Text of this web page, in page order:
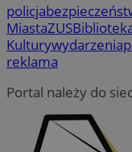
policja
MiastaZUS
Kulturywydarzenia
reklama
Portal należy do